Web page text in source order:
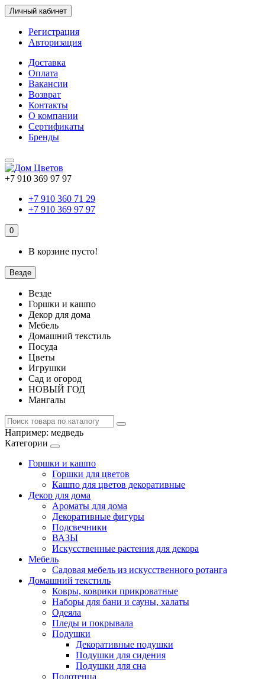
Личный кабинет
Регистрация
Авторизация
Доставка
Оплата
Вакансии
Возврат
Контакты
О компании
Сертификаты
Бренды
+7 910 369 97 97
+7 910 360 71 29
+7 910 369 97 97
0
В корзине пусто!
Везде
Везде
Горшки и кашпо
Декор для дома
Мебель
Домашний текстиль
Посуда
Цветы
Игрушки
Сад и огород
НОВЫЙ ГОД
Мангалы
Например: медведь
Категории
Горшки и кашпо
Горшки для цветов
Кашпо для цветов декоративные
Декор для дома
Ароматы для дома
Декоративные фигуры
Подсвечники
ВАЗЫ
Искусственные растения для декора
Мебель
Садовая мебель из искусственного ротанга
Домашний текстиль
Ковры, коврики прикроватные
Наборы для бани и сауны, халаты
Одеяла
Пледы и покрывала
Подушки
Декоративные подушки
Подушки для сидения
Подушки для сна
Полотенца